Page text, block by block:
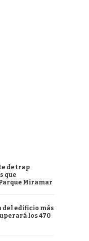
de trap
que
Miramar
del edificio más
los 470